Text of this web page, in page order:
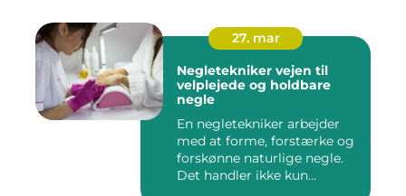
27. mar
Negletekniker vejen til
velplejede og holdbare
negle
En negletekniker arbejder
med at forme, forstærke og
forskønne naturlige negle.
Det handler ikke kun...